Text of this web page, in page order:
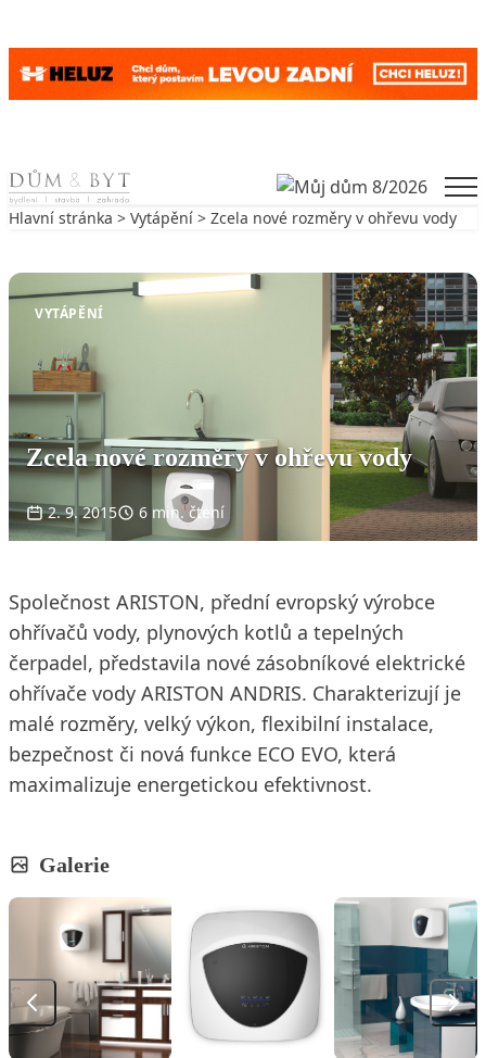
Skip to content
Hlavní stránka > Vytápění > Zcela nové rozměry v ohřevu vody
VYTÁPĚNÍ
Zcela nové rozměry v ohřevu vody
2. 9. 2015 6 min. čtení
Společnost ARISTON, přední evropský výrobce
ohřívačů vody, plynových kotlů a tepelných
čerpadel, představila nové zásobníkové elektrické
ohřívače vody ARISTON ANDRIS. Charakterizují je
malé rozměry, velký výkon, flexibilní instalace,
bezpečnost či nová funkce ECO EVO, která
maximalizuje energetickou efektivnost.
Galerie